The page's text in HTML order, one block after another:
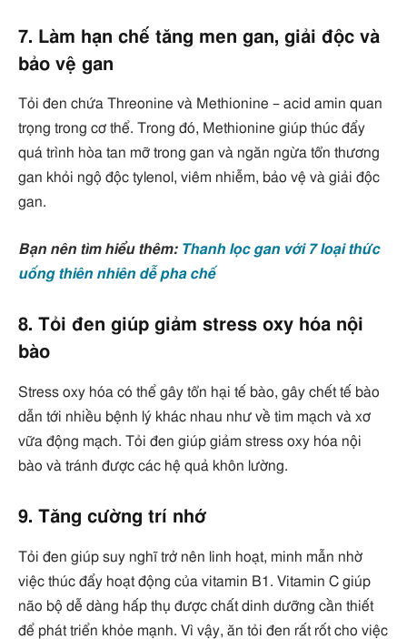
7. Làm hạn chế tăng men gan, giải độc và
bảo vệ gan
Tỏi đen chứa Threonine và Methionine – acid amin quan
trọng trong cơ thể. Trong đó, Methionine giúp thúc đẩy
quá trình hòa tan mỡ trong gan và ngăn ngừa tổn thương
gan khỏi ngộ độc tylenol, viêm nhiễm, bảo vệ và giải độc
gan.
Bạn nên tìm hiểu thêm: Thanh lọc gan với 7 loại thức
uống thiên nhiên dễ pha chế
8. Tỏi đen giúp giảm stress oxy hóa nội
bào
Stress oxy hóa có thể gây tổn hại tế bào, gây chết tế bào
dẫn tới nhiều bệnh lý khác nhau như về tim mạch và xơ
vữa động mạch. Tỏi đen giúp giảm stress oxy hóa nội
bào và tránh được các hệ quả khôn lường.
9. Tăng cường trí nhớ
Tỏi đen giúp suy nghĩ trở nên linh hoạt, minh mẫn nhờ
việc thúc đẩy hoạt động của vitamin B1. Vitamin C giúp
não bộ dễ dàng hấp thụ được chất dinh dưỡng cần thiết
để phát triển khỏe mạnh. Vì vậy, ăn tỏi đen rất rốt cho việc